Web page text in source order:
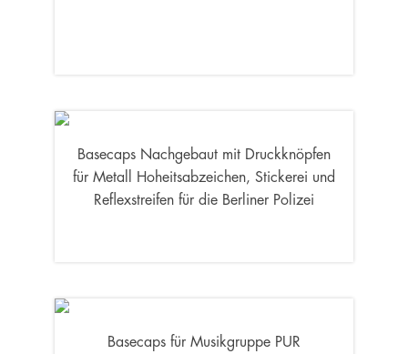
Basecaps Nachgebaut mit Druckknöpfen
für Metall Hoheitsabzeichen, Stickerei und
Reflexstreifen für die Berliner Polizei
Basecaps für Musikgruppe PUR